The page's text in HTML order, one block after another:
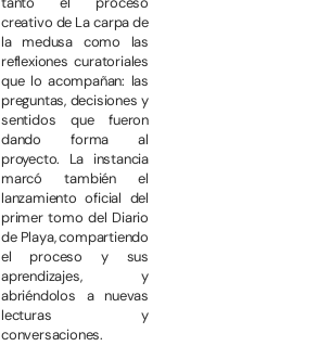
creativo de La carpa de
la medusa como las
reflexiones curatoriales
que lo acompañan: las
preguntas, decisiones y
sentidos que fueron
dando forma al
proyecto. La instancia
marcó también el
lanzamiento oficial del
primer tomo del Diario
de Playa, compartiendo
el proceso y sus
aprendizajes, y
abriéndolos a nuevas
lecturas y
conversaciones.